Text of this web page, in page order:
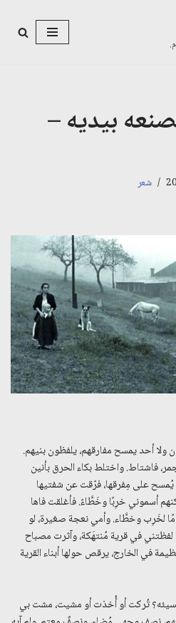
بيديه –
شعر
ولا أحد يمسح مفارقهم، يلفظون بنيهم.
فاشتاط. واختلط بكاء الحرق بأنين
يُمسح على مِفرقها، فرّقت عن شفتيها
أسموني خرِبًا وخَطَّاءً. فأغلقت فاها
لخَرِب وخطَّاء. وأمي نعجة صغيرة، لو
لفظتني في قرية مُنتهَكة، وآثرت مصباح
في الخارج، يرقص حولها أبناء القرية
تُركت أو أُخذت أو مشيت، مشت بي